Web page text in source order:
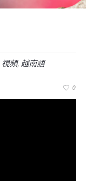
視頻,越南語
0